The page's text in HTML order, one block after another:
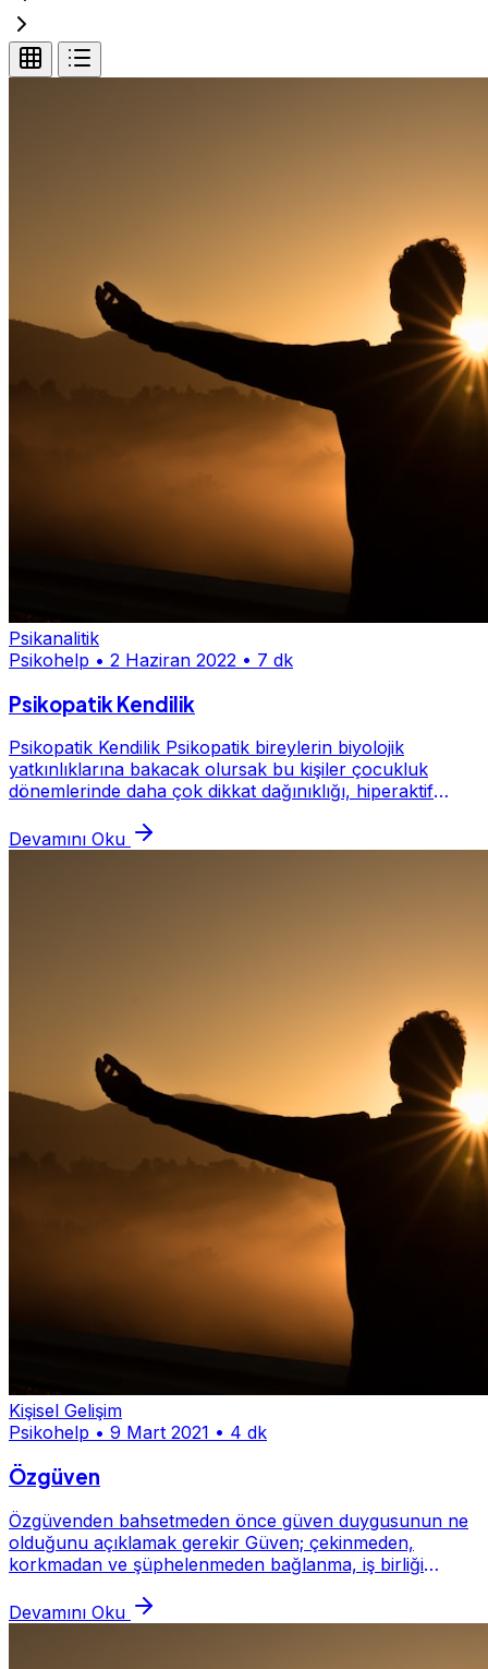
Psikanalitik
Psikohelp • 2 Haziran 2022 • 7 dk
Psikopatik Kendilik
Psikopatik Kendilik Psikopatik bireylerin biyolojik
yatkınlıklarına bakacak olursak bu kişiler çocukluk
dönemlerinde daha çok dikkat dağınıklığı, hiperaktif
Devamını Oku
Kişisel Gelişim
Psikohelp • 9 Mart 2021 • 4 dk
Özgüven
Özgüvenden bahsetmeden önce güven duygusunun ne
olduğunu açıklamak gerekir Güven; çekinmeden,
korkmadan ve şüphelenmeden bağlanma, iş birliği
nedir? Kend...
Devamını Oku